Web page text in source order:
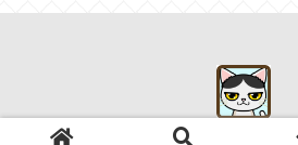
© 2019 初心者が始めるアメ